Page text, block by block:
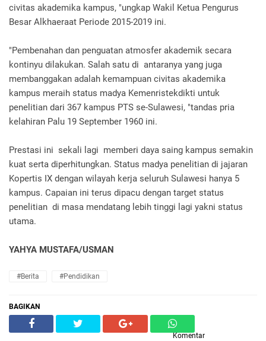
civitas akademika kampus, "ungkap Wakil Ketua Pengurus
Besar Alkhaeraat Periode 2015-2019 ini.
"Pembenahan dan penguatan atmosfer akademik secara
kontinyu dilakukan. Salah satu di antaranya yang juga
membanggakan adalah kemampuan civitas akademika
kampus meraih status madya Kemenristekdikti untuk
penelitian dari 367 kampus PTS se-Sulawesi, "tandas pria
kelahiran Palu 19 September 1960 ini.
Prestasi ini sekali lagi memberi daya saing kampus semakin
kuat serta diperhitungkan. Status madya penelitian di jajaran
Kopertis IX dengan wilayah kerja seluruh Sulawesi hanya 5
kampus. Capaian ini terus dipacu dengan target status
penelitian di masa mendatang lebih tinggi lagi yakni status
utama.
YAHYA MUSTAFA/USMAN
#Berita #Pendidikan
BAGIKAN
Komentar